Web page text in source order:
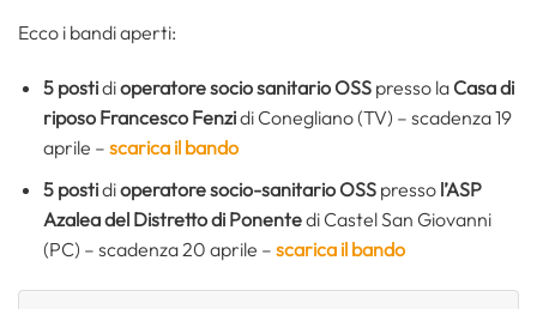
Ecco i bandi aperti:
5 postidioperatore socio sanitario OSSpresso la Casa di
riposo Francesco Fenzidi Conegliano (TV) – scadenza 19
aprile – scarica il bando
5 postidioperatore socio-sanitario OSSpresso l’ASP
Azalea del Distretto di Ponentedi Castel San Giovanni
(PC) – scadenza 20 aprile – scarica il bando